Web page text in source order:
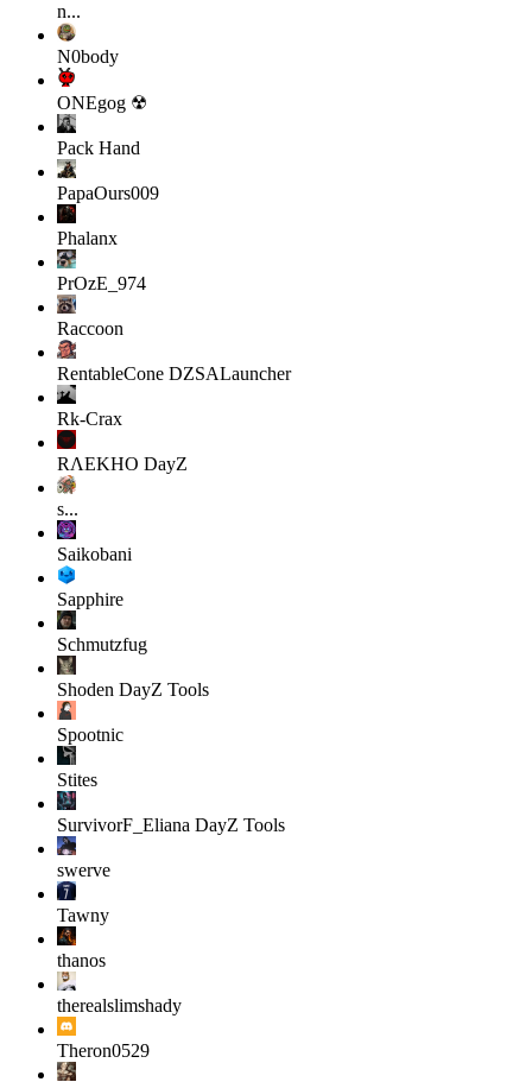
n...
N0body
ONEgog ☢
Pack Hand
PapaOurs009
Phalanx
PrOzE_974
Raccoon
RentableCone DZSALauncher
Rk-Crax
RΛEKHO DayZ
s...
Saikobani
Sapphire
Schmutzfug
Shoden DayZ Tools
Spootnic
Stites
SurvivorF_Eliana DayZ Tools
swerve
Tawny
thanos
therealslimshady
Theron0529